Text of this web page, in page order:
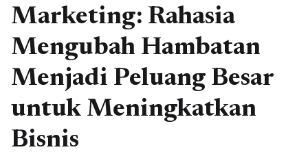
Marketing: Rahasia
Mengubah Hambatan
Menjadi Peluang Besar
untuk Meningkatkan
Bisnis